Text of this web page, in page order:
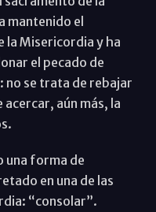
mantenido el
la Misericordia y ha
el pecado de
se trata de rebajar
aún más, la
una forma de
en una de las
“consolar”.